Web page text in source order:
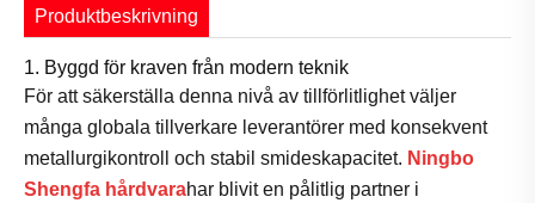
Produktbeskrivning
1. Byggd för kraven från modern teknik
För att säkerställa denna nivå av tillförlitlighet väljer
många globala tillverkare leverantörer med konsekvent
metallurgikontroll och stabil smideskapacitet. Ningbo
Shengfa hårdvarahar blivit en pålitlig partner i